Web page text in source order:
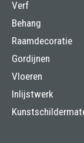
Verf
Behang
Raamdecoratie
Gordijnen
Vloeren
Inlijstwerk